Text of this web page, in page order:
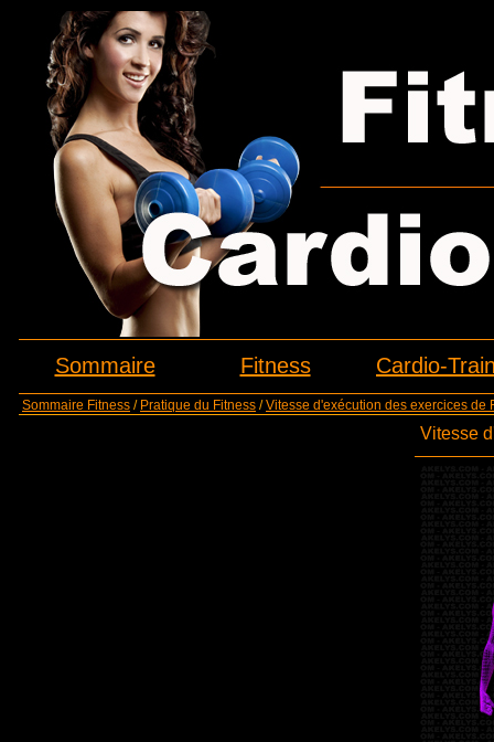
Sommaire Fitness Cardio-
Sommaire Fitness / Pratique du Fitness /Vitesse d'exécution des exercices de
Vitesse